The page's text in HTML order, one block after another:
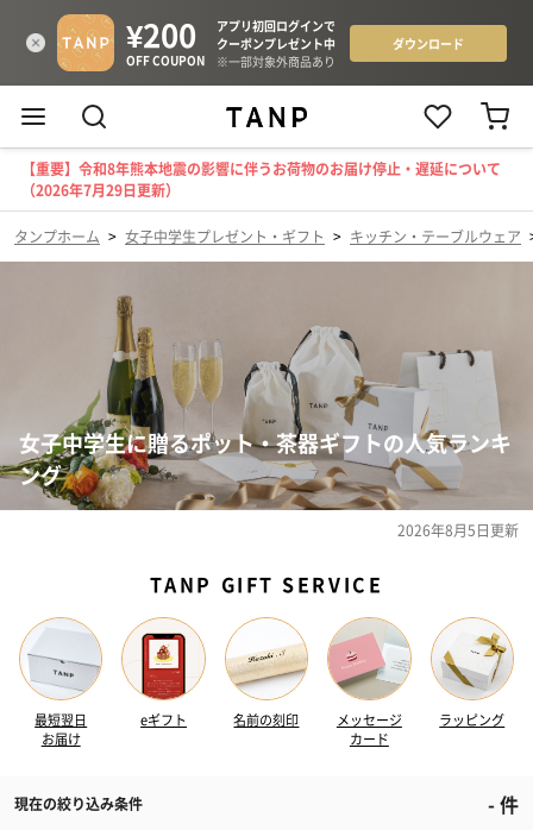
【重要】令和8年熊本地震の影響に伴うお荷物のお届け停止・遅延について
（2026年7月29日更新）
タンプホーム > 女子中学生プレゼント・ギフト > キッチン・テーブルウェア
女子中学生に贈るポット・茶器ギフトの人気ランキ
ング
2026年8月5日更新
TANP GIFT SERVICE
最短翌日
お届け
eギフト 名前の刻印
メッセージ
カード
ラッピング
現在の絞り込み条件 -件